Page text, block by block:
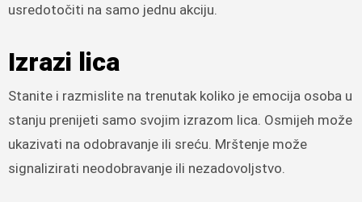
usredotočiti na samo jednu akciju.
Izrazi lica
Stanite i razmislite na trenutak koliko je emocija osoba u
stanju prenijeti samo svojim izrazom lica. Osmijeh može
ukazivati ​​na odobravanje ili sreću. Mrštenje može
signalizirati neodobravanje ili nezadovoljstvo.